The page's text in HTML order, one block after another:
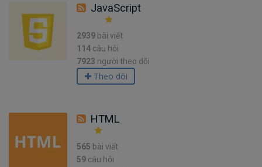
JavaScript
2939 bài viết
114 câu hỏi
7923 người theo dõi
Theo dõi
HTML
565 bài viết
59 câu hỏi